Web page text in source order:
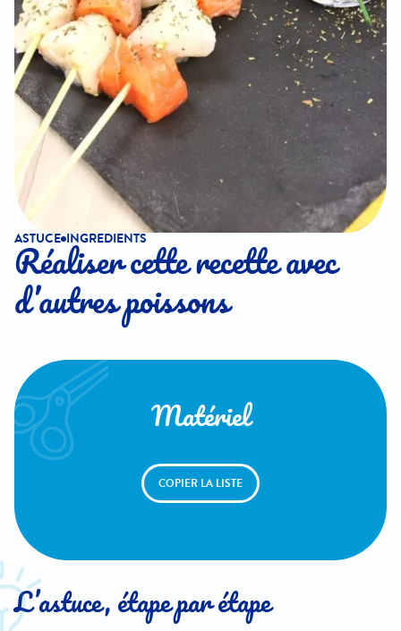
ASTUCE INGREDIENTS
Réaliser cette recette avec
d’autres poissons
Matériel
COPIER LA LISTE
L’astuce, étape par étape